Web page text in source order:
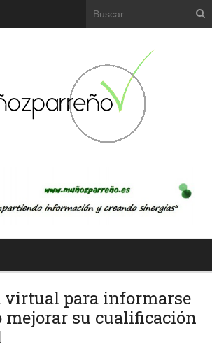
virtual para informarse
mejorar su cualificación